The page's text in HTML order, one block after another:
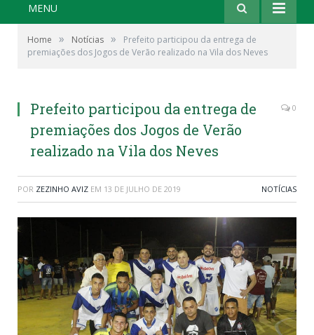
MENU
Home » Notícias »
Prefeito participou da entrega de
premiações dos Jogos de Verão realizado na Vila dos Neves
Prefeito participou da entrega de
premiações dos Jogos de Verão
realizado na Vila dos Neves
0
POR ZEZINHO AVIZ EM 13 DE JULHO DE 2019 NOTÍCIAS